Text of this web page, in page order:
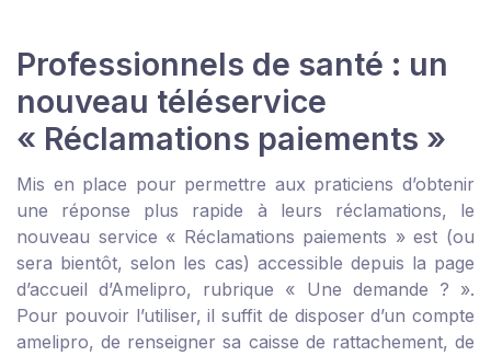
Professionnels de santé : un
nouveau téléservice
« Réclamations paiements »
Mis en place pour permettre aux praticiens d’obtenir
une réponse plus rapide à leurs réclamations, le
nouveau service « Réclamations paiements » est (ou
sera bientôt, selon les cas) accessible depuis la page
d’accueil d’Amelipro, rubrique « Une demande ? ».
Pour pouvoir l’utiliser, il suffit de disposer d’un compte
amelipro, de renseigner sa caisse de rattachement, de